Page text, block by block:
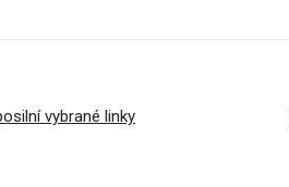
vybrané linky